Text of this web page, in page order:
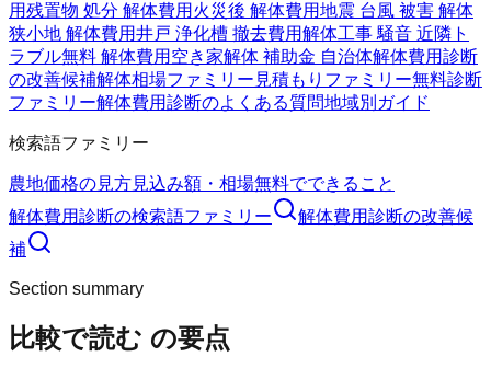
用残置物 処分 解体費用 火災後 解体費用地震 台風 被害 解体
狭小地 解体費用井戸 浄化槽 撤去費用解体工事 騒音 近隣ト
ラブル無料 解体費用 空き家解体 補助金 自治体解体費用診断
の改善候補解体相場ファミリー 見積もりファミリー無料診断
ファミリー解体費用診断のよくある質問地域別ガイド
検索語ファミリー
農地価格の見方見込み額・相場無料でできること
解体費用診断の検索語ファミリー 解体費用診断の改善候
補
Section summary
比較で読む の要点